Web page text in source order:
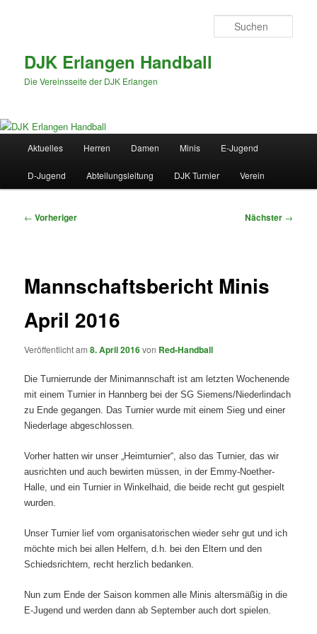
DJK Erlangen Handball
Die Vereinsseite der DJK Erlangen
Aktuelles Herren Damen Minis E-Jugend
D-Jugend Abteilungsleitung DJK Turnier Verein
Beitragsnavigation
← Vorheriger Nächster →
Mannschaftsbericht Minis
April 2016
Veröffentlicht am8. April 2016von Red-Handball
Die Turnierrunde der Minimannschaft ist am letzten Wochenende
mit einem Turnier in Hannberg bei der SG Siemens/Niederlindach
zu Ende gegangen. Das Turnier wurde mit einem Sieg und einer
Niederlage abgeschlossen.
Vorher hatten wir unser „Heimturnier“, also das Turnier, das wir
ausrichten und auch bewirten müssen, in der Emmy-Noether-
Halle, und ein Turnier in Winkelhaid, die beide recht gut gespielt
wurden.
Unser Turnier lief vom organisatorischen wieder sehr gut und ich
möchte mich bei allen Helfern, d.h. bei den Eltern und den
Schiedsrichtern, recht herzlich bedanken.
Nun zum Ende der Saison kommen alle Minis altersmäßig in die
E-Jugend und werden dann ab September auch dort spielen.